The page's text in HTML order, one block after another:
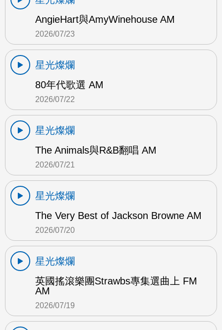
AngieHart與AmyWinehouse AM
2026/07/23
星光燦爛
80年代歌選 AM
2026/07/22
星光燦爛
The Animals與R&B翻唱 AM
2026/07/21
星光燦爛
The Very Best of Jackson Browne AM
2026/07/20
星光燦爛
英國搖滾樂團Strawbs專集選曲上 FM
AM
2026/07/19